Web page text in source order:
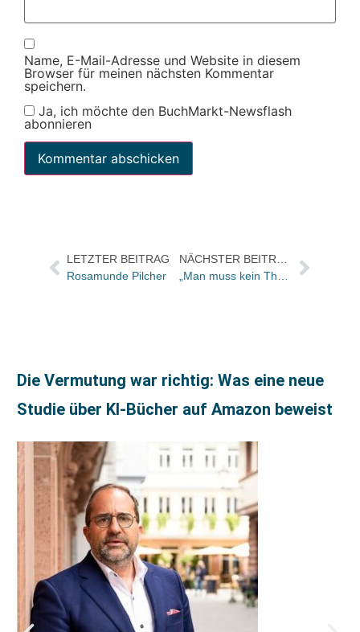
Name, E-Mail-Adresse und Website in diesem
Browser für meinen nächsten Kommentar
speichern.
Ja, ich möchte den BuchMarkt-Newsflash
abonnieren
LETZTER BEITRAG
Rosamunde Pilcher
NÄCHSTER BEITRAG
„Man muss kein Thrillerfan sein, um sich in WESTWALL wiederzufinden“
Die Vermutung war richtig: Was eine neue
Studie über KI-Bücher auf Amazon beweist